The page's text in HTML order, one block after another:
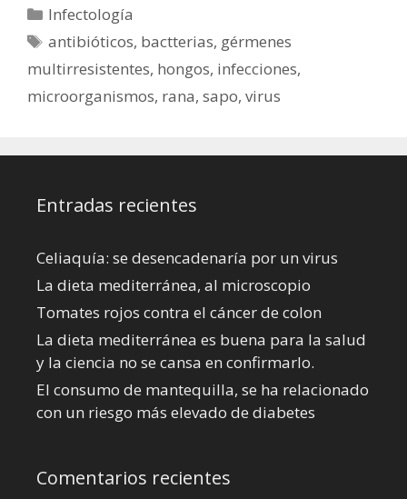
Categorías
Infectología
Etiquetas
antibióticos, bactterias, gérmenes
multirresistentes, hongos, infecciones,
microorganismos, rana, sapo, virus
Entradas recientes
Celiaquía: se desencadenaría por un virus
La dieta mediterránea, al microscopio
Tomates rojos contra el cáncer de colon
La dieta mediterránea es buena para la salud
y la ciencia no se cansa en confirmarlo.
El consumo de mantequilla, se ha relacionado
con un riesgo más elevado de diabetes
Comentarios recientes